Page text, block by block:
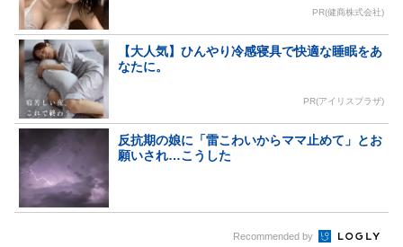
PR(健商株式会社)
【大人気】ひんやり冷感寝具で快適な睡眠をあ
なたに。
PR(アイリスプラザ)
反抗期の娘に「雷こわいからママ止めて」とお
願いされ…こうした
Recommended by